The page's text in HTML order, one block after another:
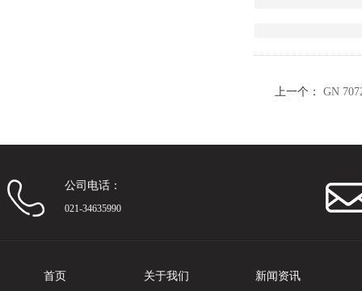
上一个： GN
公司电话：
021-34635990
首页 关于我们 新闻资讯